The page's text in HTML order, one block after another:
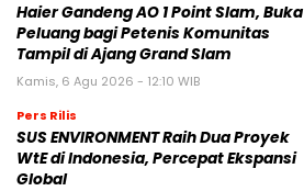
Haier Gandeng AO 1 Point Slam, Buka
Peluang bagi Petenis Komunitas
Tampil di Ajang Grand Slam
Kamis, 6 Agu 2026 - 12:10 WIB
Pers Rilis
SUS ENVIRONMENT Raih Dua Proyek
WtE di Indonesia, Percepat Ekspansi
Global